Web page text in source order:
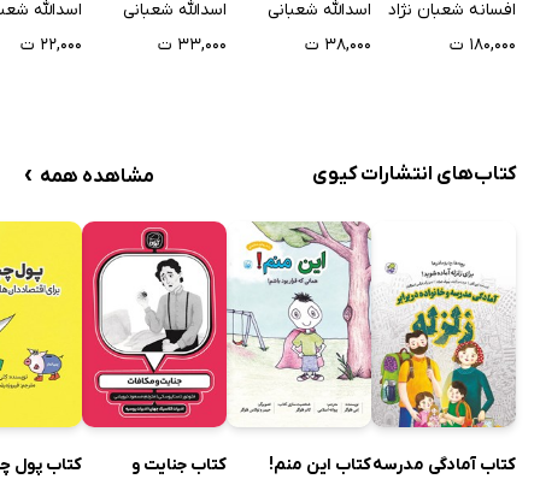
افسانه شعبان نژاد
۱۸۰,۰۰۰ ت
اسدالله شعبانی
۳۸,۰۰۰ ت
اسدالله شعبانی
۳۳,۰۰۰ ت
اسدالله
۲۲,۰۰۰ ت
کتاب‌های انتشارات کیوی مشاهده همه ›
کتاب آمادگی مدرسهکتاب این منم!
کتاب جنایت و
کتاب پول